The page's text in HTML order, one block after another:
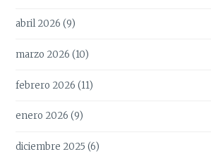
abril 2026 (9)
marzo 2026 (10)
febrero 2026 (11)
enero 2026 (9)
diciembre 2025 (6)